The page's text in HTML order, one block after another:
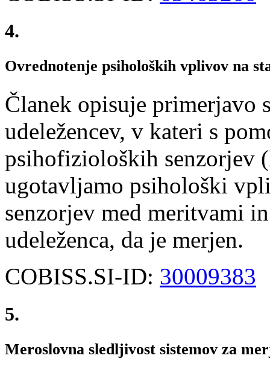
4.
Ovrednotenje psiholoških vplivov na
Članek opisuje primerjavo
udeležencev, v kateri s
psihofizioloških senzorjev
ugotavljamo psihološki
senzorjev med meritvami
udeleženca, da je merjen.
COBISS.SI-ID: 30009383
5.
Meroslovna sledljivost sistemov za